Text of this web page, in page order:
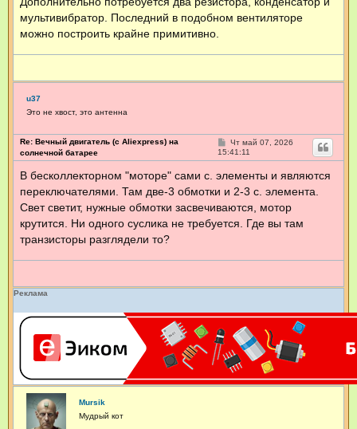
мультивибратор. Последний в подобном вентиляторе
можно построить крайне примитивно.
u37
Это не хвост, это антенна
Re: Вечный двигатель (с Aliexpress) на
солнечной батарее
С
о
о
щ
е
и
Чт май 07, 2026
15:41:11
В бесколлекторном "моторе" сами с. элементы и являются
переключателями. Там две-3 обмотки и 2-3 с. элемента.
Свет светит, нужные обмотки засвечиваются, мотор
крутится. Ни одного суслика не требуется. Где вы там
транзисторы разглядели то?
Реклама
Mursik
Мудрый кот